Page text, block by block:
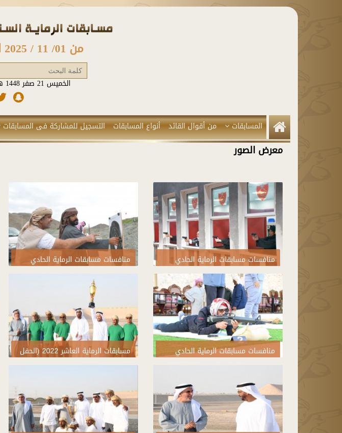
من 01/ 11 / 2025 الى 01/ 02 / 2026
الخميس 21 صفر 1448 هـ - 6 أغسطس 2026 م
المسابقات من أقوال القائد أنواع المسابقات التسجيل للمشاركة فى المسابقات
معرض الصور
منافسات مسابقات الرماية الحادي
عشر 2023
منافسات مسابقات الرماية الحادي
عشر 2023
منافسات مسابقات الرماية الحادي
عشر 2023
مسابقات الرماية العاشر 2022 (الحفل
الختامي)